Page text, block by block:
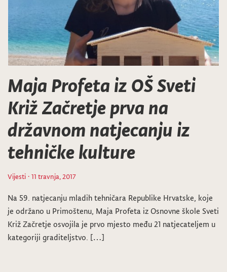
Maja Profeta iz OŠ Sveti
Križ Začretje prva na
državnom natjecanju iz
tehničke kulture
Vijesti · 11 travnja, 2017
Na 59. natjecanju mladih tehničara Republike Hrvatske, koje
je održano u Primoštenu, Maja Profeta iz Osnovne škole Sveti
Križ Začretje osvojila je prvo mjesto među 21 natjecateljem u
kategoriji graditeljstvo. […]